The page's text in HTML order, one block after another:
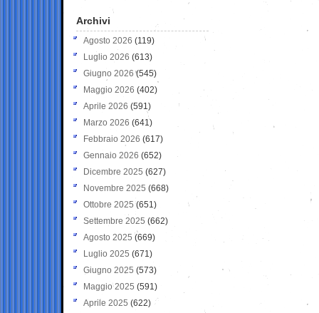
Archivi
Agosto 2026 (119)
Luglio 2026 (613)
Giugno 2026 (545)
Maggio 2026 (402)
Aprile 2026 (591)
Marzo 2026 (641)
Febbraio 2026 (617)
Gennaio 2026 (652)
Dicembre 2025 (627)
Novembre 2025 (668)
Ottobre 2025 (651)
Settembre 2025 (662)
Agosto 2025 (669)
Luglio 2025 (671)
Giugno 2025 (573)
Maggio 2025 (591)
Aprile 2025 (622)